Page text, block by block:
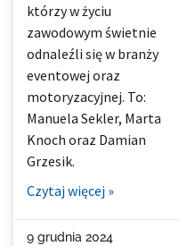
którzy w życiu
zawodowym świetnie
odnaleźli się w branży
eventowej oraz
motoryzacyjnej. To:
Manuela Sekler, Marta
Knoch oraz Damian
Grzesik.
Czytaj więcej »
9 grudnia 2024